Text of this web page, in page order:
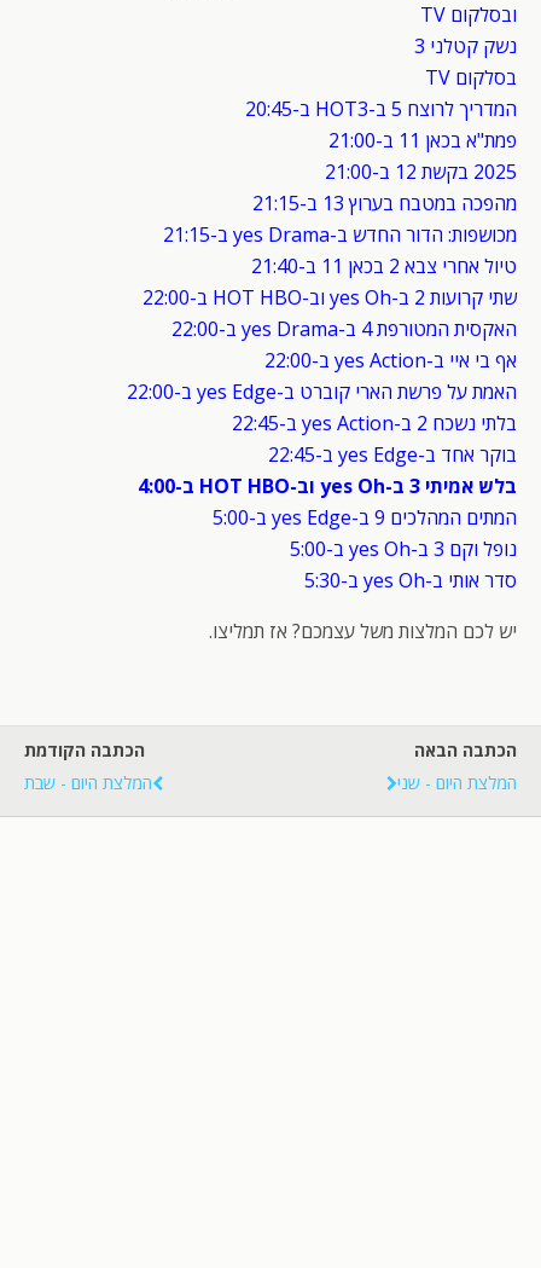
ובסלקום TV
נשק קטלני 3
בסלקום TV
המדריך לרוצח 5 ב-HOT3 ב-20:45
פמת"א בכאן 11 ב-21:00
2025 בקשת 12 ב-21:00
מהפכה במטבח בערוץ 13 ב-21:15
מכושפות: הדור החדש ב-yes Drama ב-21:15
טיול אחרי צבא 2 בכאן 11 ב-21:40
שתי קרועות 2 ב-yes Oh וב-HOT HBO ב-22:00
האקסית המטורפת 4 ב-yes Drama ב-22:00
אף בי איי ב-yes Action ב-22:00
האמת על פרשת הארי קוברט ב-yes Edge ב-22:00
בלתי נשכח 2 ב-yes Action ב-22:45
בוקר אחד ב-yes Edge ב-22:45
בלש אמיתי 3 ב-yes Oh וב-HOT HBO ב-4:00
המתים המהלכים 9 ב-yes Edge ב-5:00
נופל וקם 3 ב-yes Oh ב-5:00
סדר אותי ב-yes Oh ב-5:30
יש לכם המלצות משל עצמכם? אז תמליצו.
הכתבה הקודמת
המלצת היום - שבת
הכתבה הבאה
המלצת היום - שני